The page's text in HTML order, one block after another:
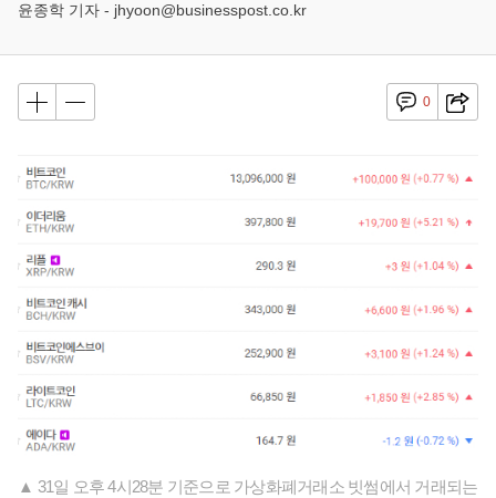
윤종학 기자 - jhyoon@businesspost.co.kr
0
▲ 31일 오후 4시28분 기준으로 가상화폐거래소 빗썸에서 거래되는